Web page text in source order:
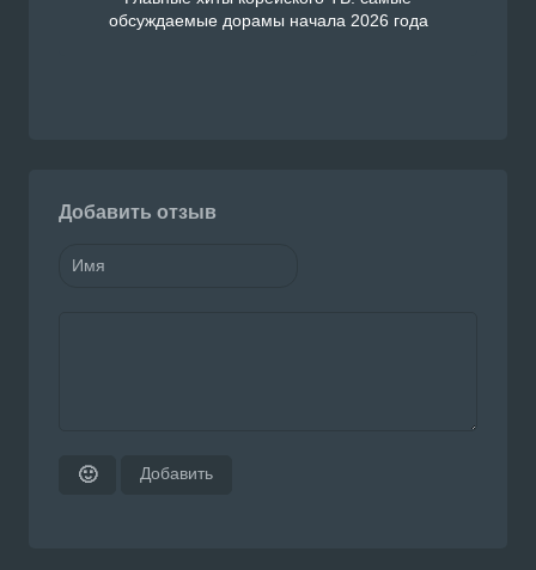
обсуждаемые дорамы начала 2026 года
Добавить отзыв
🙂 Добавить